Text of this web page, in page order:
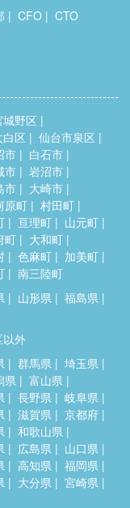
CFO
CTO
野区
区
仙台市泉区
市
白石市
市
岩沼市
市
大崎市
原町
村田町
亘理町
山元町
町
大和町
色麻町
加美町
南三陸町
山形県
福島県
以外
群馬県
埼玉県
県
富山県
長野県
岐阜県
滋賀県
京都府
和歌山県
広島県
山口県
高知県
福岡県
大分県
宮崎県